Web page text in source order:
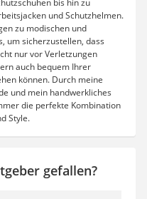
bis hin zu
und Schutzhelmen.
zu modischen und
um sicherzustellen, dass
nur vor Verletzungen
auch bequem Ihrer
können. Durch meine
und mein handwerkliches
die perfekte Kombination
Style.
gefallen?